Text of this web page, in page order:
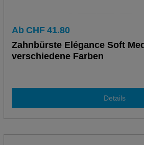
Ab CHF 41.80
Zahnbürste Elégance Soft
verschiedene Farben
Details